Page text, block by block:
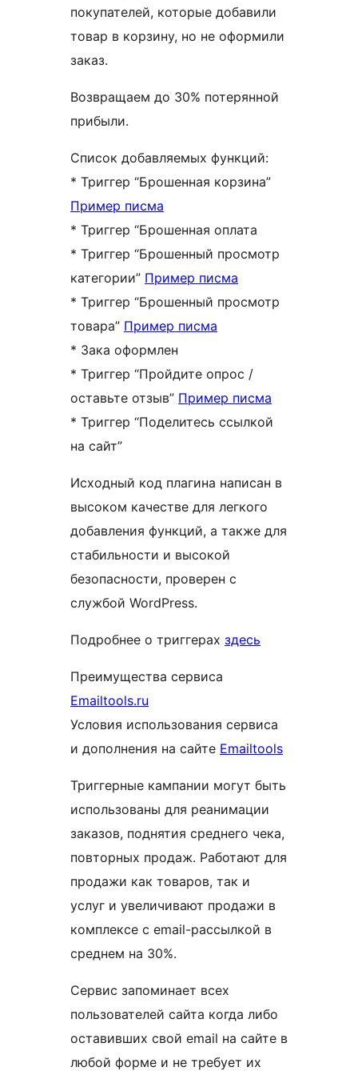
покупателей, которые добавили
товар в корзину, но не оформили
заказ.
Возвращаем до 30% потерянной
прибыли.
Список добавляемых функций:
* Триггер “Брошенная корзина”
Пример писма
* Триггер “Брошенная оплата
* Триггер “Брошенный просмотр
категории” Пример писма
* Триггер “Брошенный просмотр
товара” Пример писма
* Зака оформлен
* Триггер “Пройдите опрос /
оставьте отзыв” Пример писма
* Триггер “Поделитесь ссылкой
на сайт”
Исходный код плагина написан в
высоком качестве для легкого
добавления функций, а также для
стабильности и высокой
безопасности, проверен с
службой WordPress.
Подробнее о триггерах здесь
Преимущества сервиса
Emailtools.ru
Условия использования сервиса
и дополнения на сайте Emailtools
Триггерные кампании могут быть
использованы для реанимации
заказов, поднятия среднего чека,
повторных продаж. Работают для
продажи как товаров, так и
услуг и увеличивают продажи в
комплексе с email-рассылкой в
среднем на 30%.
Сервис запоминает всех
пользователей сайта когда либо
оставивших свой email на сайте в
любой форме и не требует их